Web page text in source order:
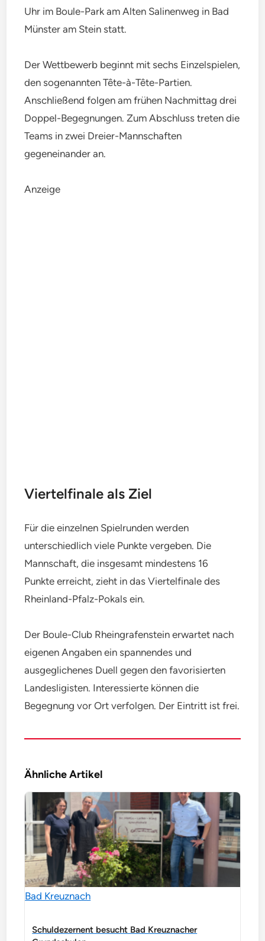
Uhr im Boule-Park am Alten Salinenweg in Bad
Münster am Stein statt.
Der Wettbewerb beginnt mit sechs Einzelspielen,
den sogenannten Tête-à-Tête-Partien.
Anschließend folgen am frühen Nachmittag drei
Doppel-Begegnungen. Zum Abschluss treten die
Teams in zwei Dreier-Mannschaften
gegeneinander an.
Anzeige
Viertelfinale als Ziel
Für die einzelnen Spielrunden werden
unterschiedlich viele Punkte vergeben. Die
Mannschaft, die insgesamt mindestens 16
Punkte erreicht, zieht in das Viertelfinale des
Rheinland-Pfalz-Pokals ein.
Der Boule-Club Rheingrafenstein erwartet nach
eigenen Angaben ein spannendes und
ausgeglichenes Duell gegen den favorisierten
Landesligisten. Interessierte können die
Begegnung vor Ort verfolgen. Der Eintritt ist frei.
Ähnliche Artikel
Bad Kreuznach
Schuldezernent besucht Bad Kreuznacher